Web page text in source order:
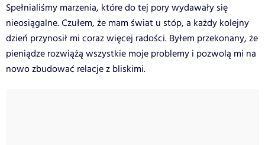
Spełnialiśmy marzenia, które do tej pory wydawały się
nieosiągalne. Czułem, że mam świat u stóp, a każdy kolejny
dzień przynosił mi coraz więcej radości. Byłem przekonany, że
pieniądze rozwiążą wszystkie moje problemy i pozwolą mi na
nowo zbudować relacje z bliskimi.